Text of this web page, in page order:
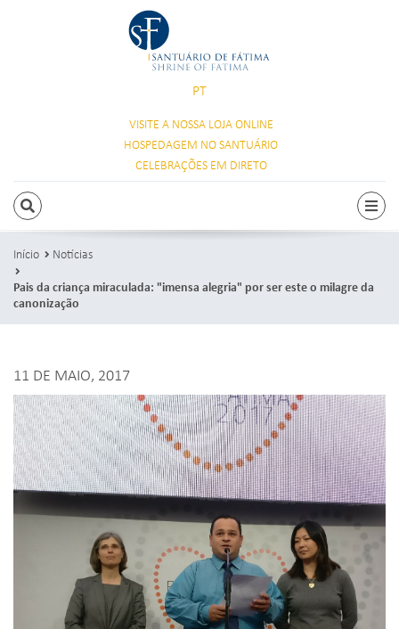
PT
VISITE A NOSSA LOJA ONLINE
HOSPEDAGEM NO SANTUÁRIO
CELEBRAÇÕES EM DIRETO
PESQUISAR
Início
Notícias
Pais da criança miraculada: "imensa alegria" por ser este o milagre da
canonização
11 DE MAIO, 2017